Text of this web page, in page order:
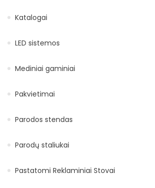
Katalogai
LED sistemos
Mediniai gaminiai
Pakvietimai
Parodos stendas
Parodų staliukai
Pastatomi Reklaminiai Stovai